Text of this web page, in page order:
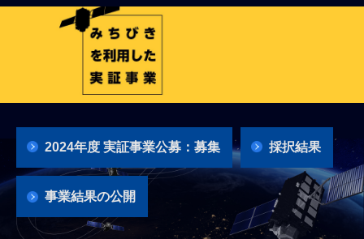
2024年度 実証事業公募：募集 採択結果
事業結果の公開